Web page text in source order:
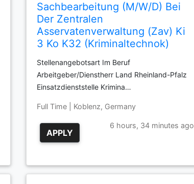
Sachbearbeitung (M/W/D) Bei
Der Zentralen
Asservatenverwaltung (Zav) Ki
3 Ko K32 (Kriminaltechnok)
Stellenangebotsart Im Beruf
Arbeitgeber/Dienstherr Land Rheinland-Pfalz
Einsatzdienststelle Krimina…
Full Time | Koblenz, Germany
APPLY
6 hours, 34 minutes ago